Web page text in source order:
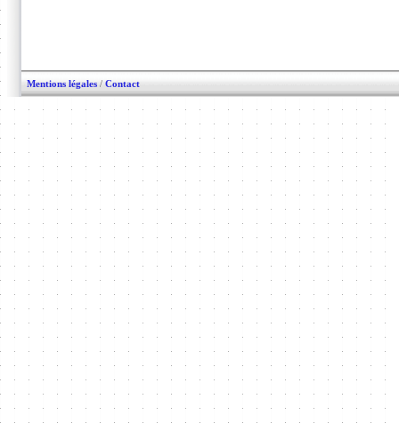
Mentions légales / Contact